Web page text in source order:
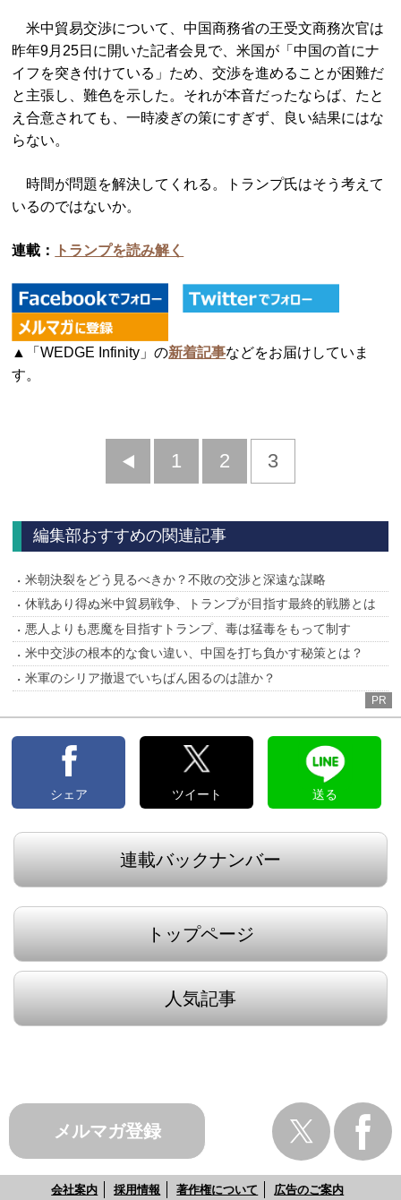
米中貿易交渉について、中国商務省の王受文商務次官は
昨年9月25日に開いた記者会見で、米国が「中国の首にナ
イフを突き付けている」ため、交渉を進めることが困難だ
と主張し、難色を示した。それが本音だったならば、たと
え合意されても、一時凌ぎの策にすぎず、良い結果にはな
らない。
時間が問題を解決してくれる。トランプ氏はそう考えて
いるのではないか。
連載： トランプを読み解く
▲「WEDGE Infinity」の新着記事などをお届けしていま
す。
前
1 2 3
編集部おすすめの関連記事
米朝決裂をどう見るべきか？不敗の交渉と深遠な謀略
休戦あり得ぬ米中貿易戦争、トランプが目指す最終的戦勝とは
悪人よりも悪魔を目指すトランプ、毒は猛毒をもって制す
米中交渉の根本的な食い違い、中国を打ち負かす秘策とは？
米軍のシリア撤退でいちばん困るのは誰か？
PR
シェア ツイート 送る
連載バックナンバー
トップページ
人気記事
メルマガ登録
会社案内 採用情報 著作権について 広告のご案内